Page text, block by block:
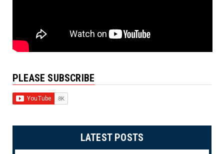
PLEASE SUBSCRIBE
LATEST POSTS